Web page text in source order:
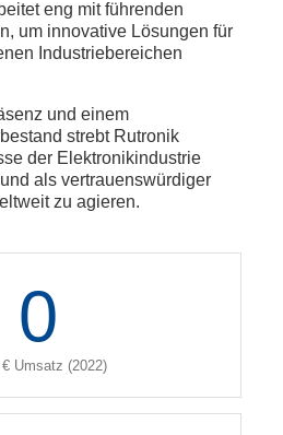
eng mit führenden
um innovative Lösungen für
Industriebereichen
und einem
strebt Rutronik
der Elektronikindustrie
als vertrauenswürdiger
zu agieren.
0
€ Umsatz (2022)